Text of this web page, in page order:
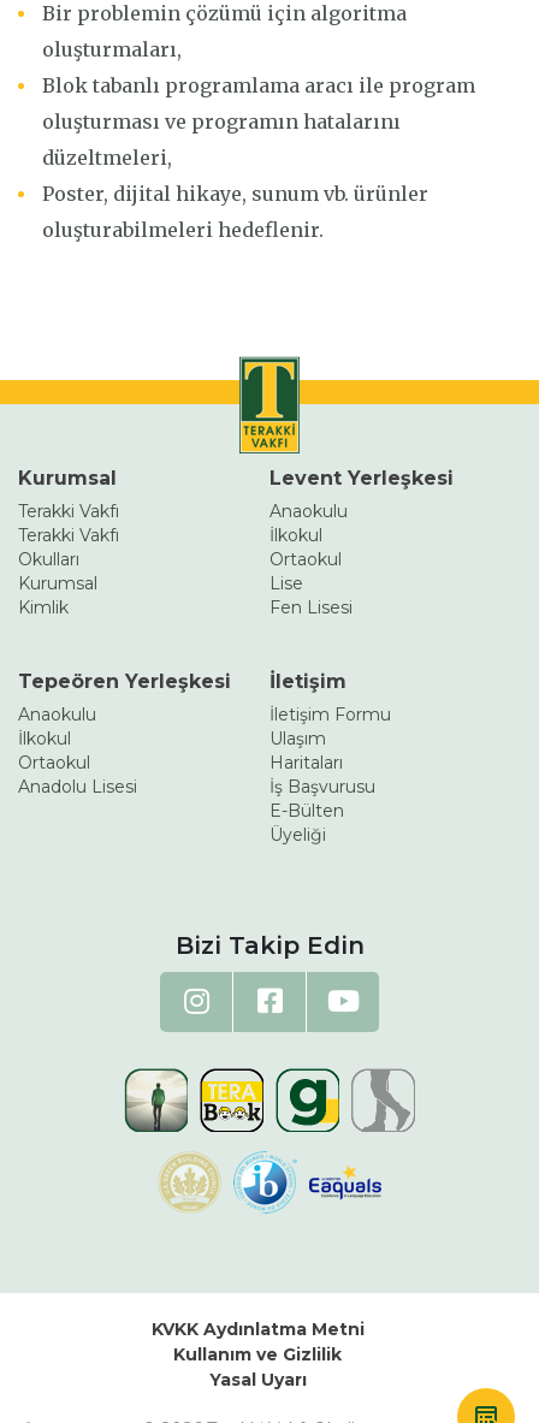
Bir problemin çözümü için algoritma
oluşturmaları,
Blok tabanlı programlama aracı ile program
oluşturması ve programın hatalarını
düzeltmeleri,
Poster, dijital hikaye, sunum vb. ürünler
oluşturabilmeleri hedeflenir.
Kurumsal
Terakki Vakfı
Terakki Vakfı
Okulları
Kurumsal
Kimlik
Levent Yerleşkesi
Anaokulu
İlkokul
Ortaokul
Lise
Fen Lisesi
Tepeören Yerleşkesi
Anaokulu
İlkokul
Ortaokul
Anadolu Lisesi
İletişim
İletişim Formu
Ulaşım
Haritaları
İş Başvurusu
E-Bülten
Üyeliği
Bizi Takip Edin
KVKK Aydınlatma Metni
Kullanım ve Gizlilik
Yasal Uyarı